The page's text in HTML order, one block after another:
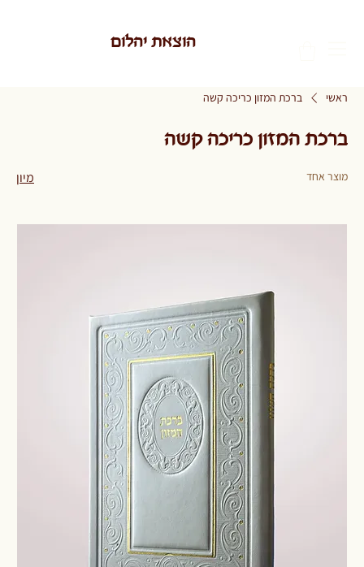
הוצאת יהלום
ראשי ברכת המזון כריכה קשה
ברכת המזון כריכה קשה
מוצר אחד מיון